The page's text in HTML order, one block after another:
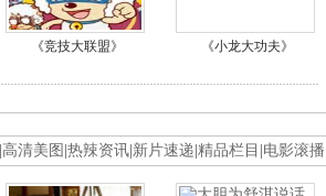
《竞技大联盟》 《小龙大功夫》
高清美图 热辣资讯 新片速递 精品栏目 电影滚播